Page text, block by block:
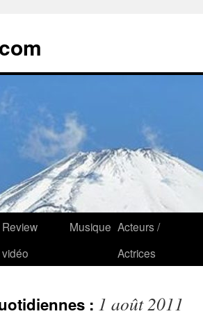
Review
vidéo
Musique Acteurs /
Actrices
: 1 août 2011